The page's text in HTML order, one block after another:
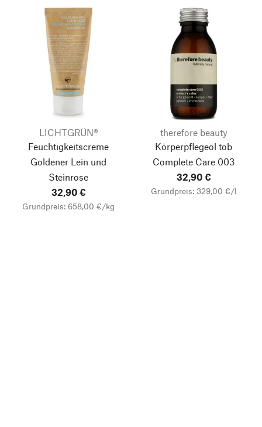
LICHTGRÜN®
Feuchtigkeitscreme
Goldener Lein und
Steinrose
32,90 €
Grundpreis: 658,00 €/kg
therefore beauty
Körperpflegeöl tob
Complete Care 003
32,90 €
Grundpreis: 329,00 €/l